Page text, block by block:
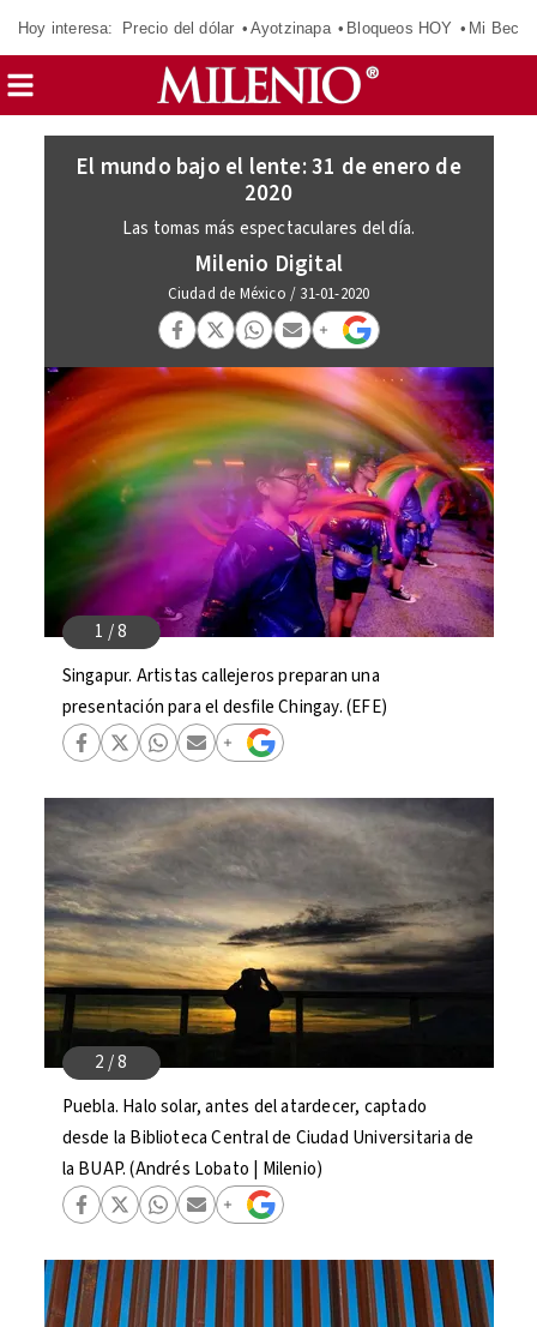
Hoy interesa: Precio del dólar Ayotzinapa Bloqueos HOY Mi Beca
El mundo bajo el lente: 31 de enero de
2020
Las tomas más espectaculares del día.
Milenio Digital
Ciudad de México / 31-01-2020
Singapur. Artistas callejeros preparan una
presentación para el desfile Chingay. (EFE)
Puebla. Halo solar, antes del atardecer, captado
desde la Biblioteca Central de Ciudad Universitaria de
la BUAP. (Andrés Lobato | Milenio)